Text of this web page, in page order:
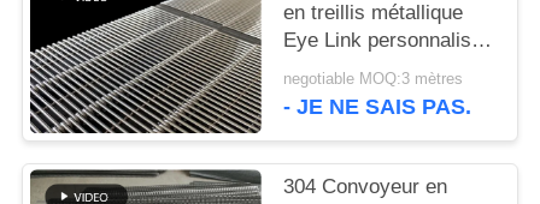
en treillis métallique
Eye Link personnalisée
et durable, de qualité
alimentaire
negotiable MOQ:3 mètres
- JE NE SAIS PAS.
304 Convoyeur en